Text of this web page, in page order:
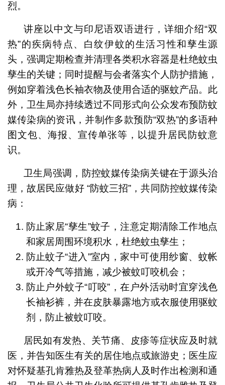
烈。
讲座以中文与印尼语双语进行，详细介绍“双
热”的疾病特点、白纹伊蚊的生活习性和孳生源
头，强调定期检查并清理各类积水容器是杜绝蚊虫
孳生的关键；同时提醒与会者落实个人防护措施，
例如穿着浅色长袖衣物及使用合适的驱蚊产品。此
外，卫生局亦持续透过不同形式向公众发布预防蚊
媒传染病的资讯，并制作多款预防“双热”的多语种
图文包、海报、宣传单张等，以提升居民防蚊意
识。
卫生局强调，防控蚊媒传染病关键在于源头治
理，故居民应做好 “防蚊三招”，共同防控蚊媒传染
病：
防止家居“孳生”蚊子，注意定期清除工作地点
和家居周围环境积水，杜绝蚊虫孳生；
防止蚊子“进入”室内，家中可使用纱窗、蚊帐
或开冷气等措施，减少被蚊叮咬机会；
防止户外蚊子“叮咬”，在户外活动时宜穿浅色
长袖衫裤，并在皮肤暴露地方或衣服使用驱蚊
剂，防止被蚊叮咬。
居民如有发热、关节痛、皮疹等症状应及时就
医，并告知医生有关的居住地点或旅游史；医生应
对怀疑基孔肯雅热及登革热病人及时作出检测和通